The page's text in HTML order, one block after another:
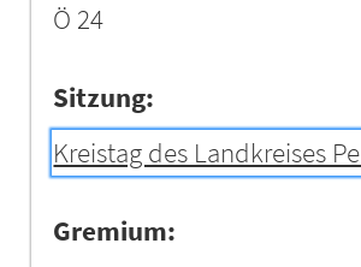
Ö 24
Sitzung:
Kreistag des Landkreises
Gremium: